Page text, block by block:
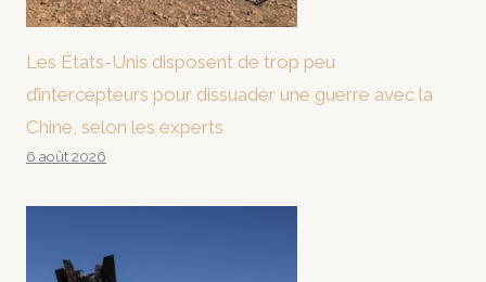
Les États-Unis disposent de trop peu
d’intercepteurs pour dissuader une guerre avec la
Chine, selon les experts
6 août 2026